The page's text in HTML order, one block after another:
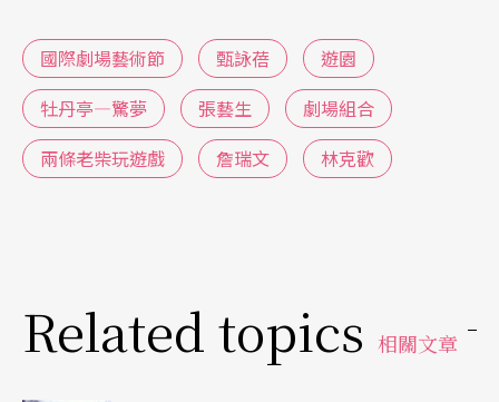
看白先勇《牡丹亭》，決心創作系列《遊園》獨角
戲
「劇場組合」二○○四年曾在表演工作坊賴聲川導
窮的老人，一面追憶往日，一面等待演說家的出
現。舞台上自始自終只有兩名演員，但精湛的肢體
國際劇場藝術節 甄詠蓓
遊園
牡丹亭—驚夢
張藝生
劇場組合
兩條老柴玩遊戲
詹瑞文 林克歡
Related topics 相關文章